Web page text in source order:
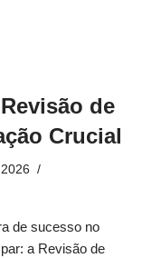
de
Crucial
de sucesso no
a Revisão de